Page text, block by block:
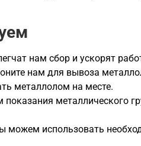
нам сбор и ускорят
нам для вывоза
металлолом на месте.
металлического
можем использовать